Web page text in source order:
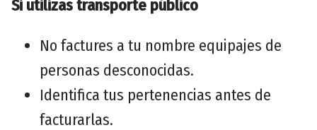
Si utilizas transporte público
No factures a tu nombre equipajes de
personas desconocidas.
Identifica tus pertenencias antes de
facturarlas.